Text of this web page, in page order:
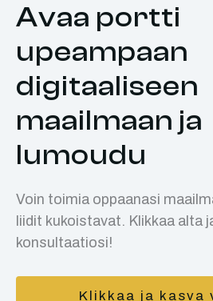
Avaa portti
upeampaan
digitaaliseen
maailmaan ja
lumoudu
Voin toimia oppaanasi
liidit kukoistavat. Klikkaa alta
konsultaatiosi!
Klikkaa ja kasva